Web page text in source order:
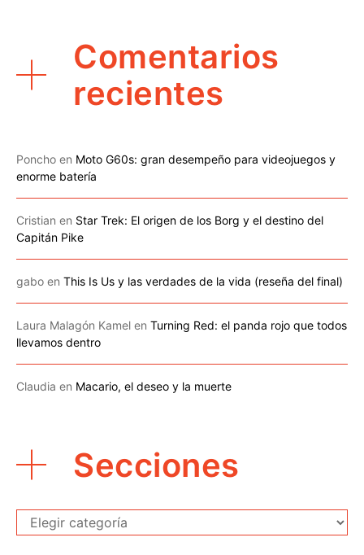
Comentarios
recientes
Poncho en Moto G60s: gran desempeño para videojuegos y
enorme batería
Cristian en Star Trek: El origen de los Borg y el destino del
Capitán Pike
gabo en This Is Us y las verdades de la vida (reseña del final)
Laura Malagón Kamel en Turning Red: el panda rojo que todos
llevamos dentro
Claudia en Macario, el deseo y la muerte
Secciones
Secciones